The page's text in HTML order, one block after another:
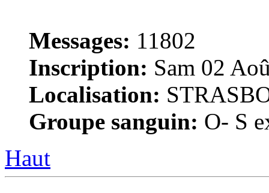
Messages: 11802
Inscription: Sam 02
Localisation:
Groupe sanguin: O- S
Haut